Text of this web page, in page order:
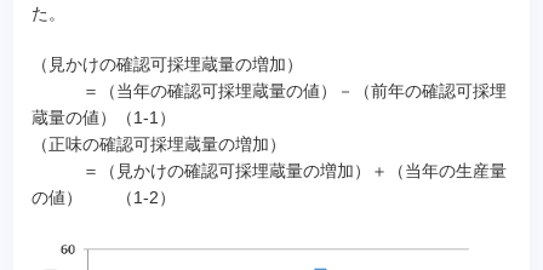
た。
（見かけの確認可採埋蔵量の増加）
＝（当年の確認可採埋蔵量の値）－（前年の確認可採埋
蔵量の値）（1-1）
（正味の確認可採埋蔵量の増加）
＝（見かけの確認可採埋蔵量の増加）＋（当年の生産量
の値） （1-2）